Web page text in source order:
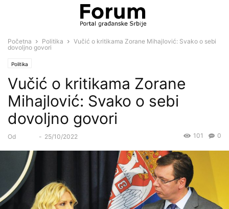
Početna Politika
Vučić o kritikama Zorane Mihajlović: Svako o sebi
dovoljno govori
Politika
Vučić o kritikama Zorane
Mihajlović: Svako o sebi
dovoljno govori
Od - 25/10/2022 0
101